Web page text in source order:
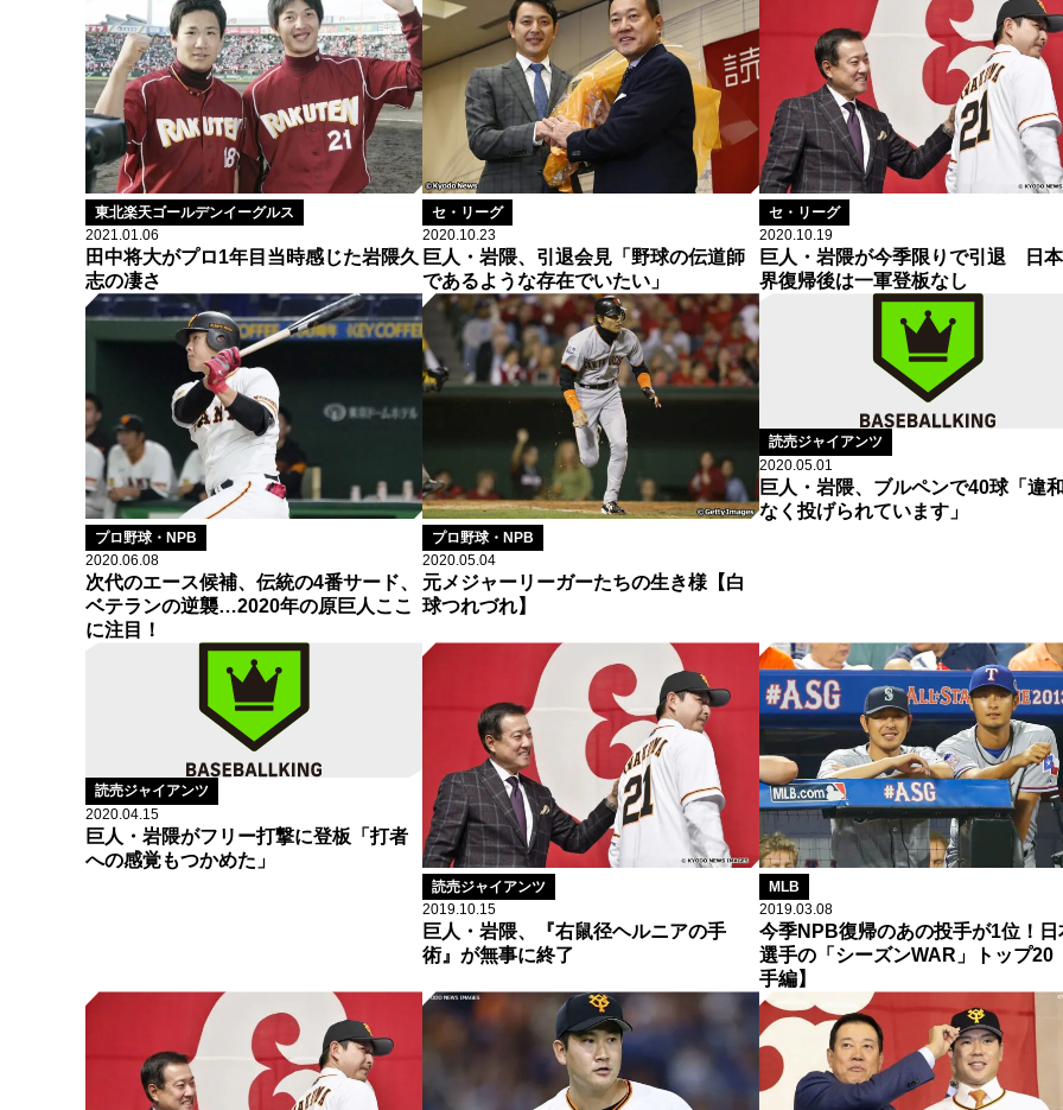
東北楽天ゴールデンイーグルス
2021.01.06
田中将大がプロ1年目当時感じた岩隈久
志の凄さ
セ・リーグ
2020.10.23
巨人・岩隈、引退会見「野球の伝道師
であるような存在でいたい」
セ・リーグ
2020.10.19
巨人・岩隈が今季限りで引退 日
界復帰後は一軍登板なし
プロ野球・NPB
2020.06.08
次代のエース候補、伝統の4番サード、
ベテランの逆襲…2020年の原巨人ここ
に注目！
プロ野球・NPB
2020.05.04
元メジャーリーガーたちの生き様【白
球つれづれ】
読売ジャイアンツ
2020.05.01
巨人・岩隈、ブルペンで40球「違
なく投げられています」
読売ジャイアンツ
2020.04.15
巨人・岩隈がフリー打撃に登板「打者
への感覚もつかめた」
読売ジャイアンツ
2019.10.15
巨人・岩隈、『右鼠径ヘルニアの手
術』が無事に終了
MLB
2019.03.08
今季NPB復帰のあの投手が1位！日
選手の「シーズンWAR」トップ20
手編】